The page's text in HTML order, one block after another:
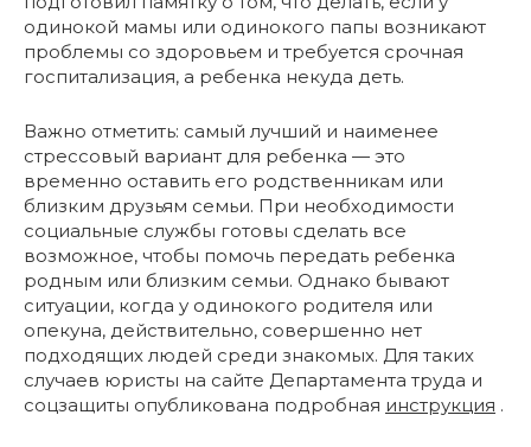
одинокой мамы или одинокого папы возникают
проблемы со здоровьем и требуется срочная
госпитализация, а ребенка некуда деть.
Важно отметить: самый лучший и наименее
стрессовый вариант для ребенка — это
временно оставить его родственникам или
близким друзьям семьи. При необходимости
социальные службы готовы сделать все
возможное, чтобы помочь передать ребенка
родным или близким семьи. Однако бывают
ситуации, когда у одинокого родителя или
опекуна, действительно, совершенно нет
подходящих людей среди знакомых. Для таких
случаев юристы на сайте Департамента труда и
соцзащиты опубликована подробная инструкция .